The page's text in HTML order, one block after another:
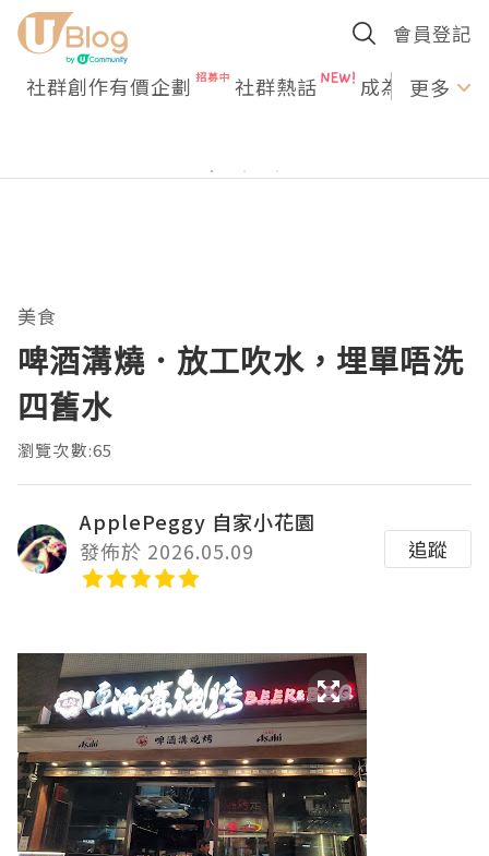
會員登記
社群創作有價企劃 社群熱話 成為U更多
美食
啤酒溝燒．放工吹水，埋單唔洗
四舊水
瀏覽次數:65
ApplePeggy 自家小花園
發佈於 2026.05.09
追蹤